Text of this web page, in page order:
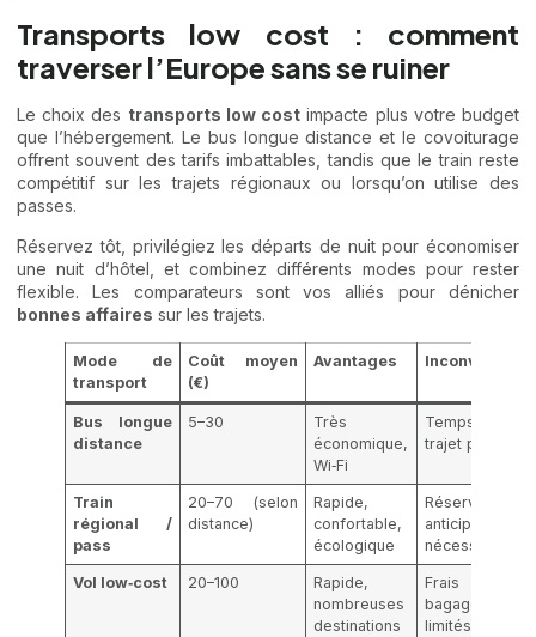
Transports low cost : comment
traverser l’Europe sans se ruiner
Le choix des transports low cost impacte plus votre budget
que l’hébergement. Le bus longue distance et le covoiturage
offrent souvent des tarifs imbattables, tandis que le train reste
compétitif sur les trajets régionaux ou lorsqu’on utilise des
passes.
Réservez tôt, privilégiez les départs de nuit pour économiser
une nuit d’hôtel, et combinez différents modes pour rester
flexible. Les comparateurs sont vos alliés pour dénicher
bonnes affaires sur les trajets.
Mode de
transport
Coût moyen
(€)
Avantages Inconvénients
Bus longue
distance
5–30
Très
économique,
Wi‑Fi
Temps de
trajet plus long
Train
régional /
pass
20–70 (selon
distance)
Rapide,
confortable,
écologique
Réservation
anticipée
nécessaire
Vol low‑cost 20–100
Rapide,
nombreuses
destinations
Frais cachés,
bagages
limités